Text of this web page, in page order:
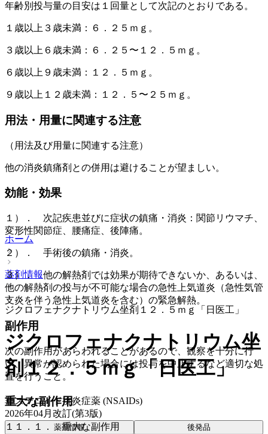
年齢別投与量の目安は１回量として次記のとおりである。
１歳以上３歳未満：６．２５ｍｇ。
３歳以上６歳未満：６．２５〜１２．５ｍｇ。
６歳以上９歳未満：１２．５ｍｇ。
９歳以上１２歳未満：１２．５〜２５ｍｇ。
用法・用量に関連する注意
（用法及び用量に関連する注意）
他の消炎鎮痛剤との併用は避けることが望ましい。
効能・効果
１）． 次記疾患並びに症状の鎮痛・消炎：関節リウマチ、
変形性関節症、腰痛症、後陣痛。
２）． 手術後の鎮痛・消炎。
３）． 他の解熱剤では効果が期待できないか、あるいは、
他の解熱剤の投与が不可能な場合の急性上気道炎（急性気管
支炎を伴う急性上気道炎を含む）の緊急解熱。
副作用
次の副作用があらわれることがあるので、観察を十分に行
い、異常が認められた場合には投与を中止するなど適切な処
置を行うこと。
重大な副作用
１１．１． 重大な副作用
ホーム
薬剤情報
ジクロフェナクナトリウム坐剤１２．５ｍｇ「日医工」
ジクロフェナクナトリウム坐
剤１２．５ｍｇ「日医工」
非ステロイド抗炎症薬 (NSAIDs)
2026年04月改訂(第3版)
薬剤情報 後発品